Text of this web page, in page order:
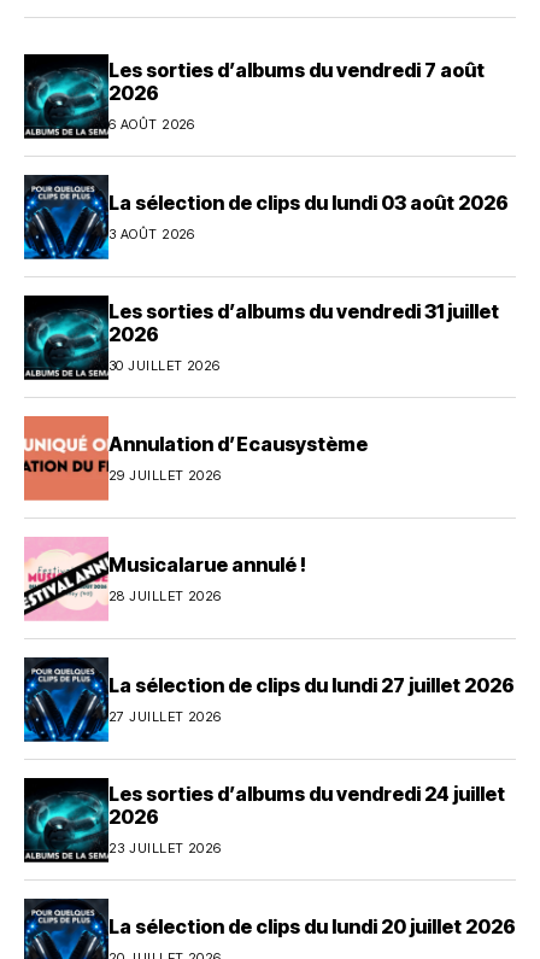
Les sorties d’albums du vendredi 7 août
2026
6 AOÛT 2026
La sélection de clips du lundi 03 août 2026
3 AOÛT 2026
Les sorties d’albums du vendredi 31 juillet
2026
30 JUILLET 2026
Annulation d’Ecausystème
29 JUILLET 2026
Musicalarue annulé !
28 JUILLET 2026
La sélection de clips du lundi 27 juillet 2026
27 JUILLET 2026
Les sorties d’albums du vendredi 24 juillet
2026
23 JUILLET 2026
La sélection de clips du lundi 20 juillet 2026